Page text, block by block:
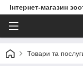
Інтернет-магазин
Товари та